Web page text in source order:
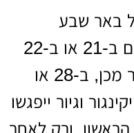
באר שבע
בסיבוב השני צפוי להתקיים ב-21 או ב-22
ביולי, והגומלין שבוע לאחר מכן, ב-28 או
וגיור ייפגשו
הראשון, ורק לאחר